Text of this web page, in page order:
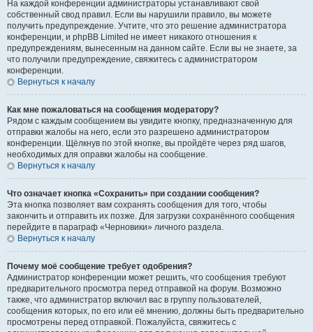
На каждой конференции администраторы устанавливают свой
собственный свод правил. Если вы нарушили правило, вы можете
получить предупреждение. Учтите, что это решение администратора
конференции, и phpBB Limited не имеет никакого отношения к
предупреждениям, вынесенным на данном сайте. Если вы не знаете, за
что получили предупреждение, свяжитесь с администратором
конференции.
Вернуться к началу
Как мне пожаловаться на сообщения модератору?
Рядом с каждым сообщением вы увидите кнопку, предназначенную для
отправки жалобы на него, если это разрешено администратором
конференции. Щёлкнув по этой кнопке, вы пройдёте через ряд шагов,
необходимых для оправки жалобы на сообщение.
Вернуться к началу
Что означает кнопка «Сохранить» при создании сообщения?
Эта кнопка позволяет вам сохранять сообщения для того, чтобы
закончить и отправить их позже. Для загрузки сохранённого сообщения
перейдите в параграф «Черновики» личного раздела.
Вернуться к началу
Почему моё сообщение требует одобрения?
Администратор конференции может решить, что сообщения требуют
предварительного просмотра перед отправкой на форум. Возможно
также, что администратор включил вас в группу пользователей,
сообщения которых, по его или её мнению, должны быть предварительно
просмотрены перед отправкой. Пожалуйста, свяжитесь с